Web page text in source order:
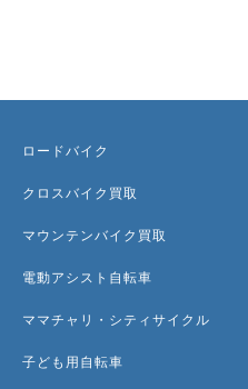
ロードバイク
クロスバイク買取
マウンテンバイク買取
電動アシスト自転車
ママチャリ・シティサイクル
子ども用自転車